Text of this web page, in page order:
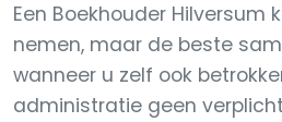
Een Boekhouder Hilversum
nemen, maar de beste
wanneer u zelf ook
administratie geen